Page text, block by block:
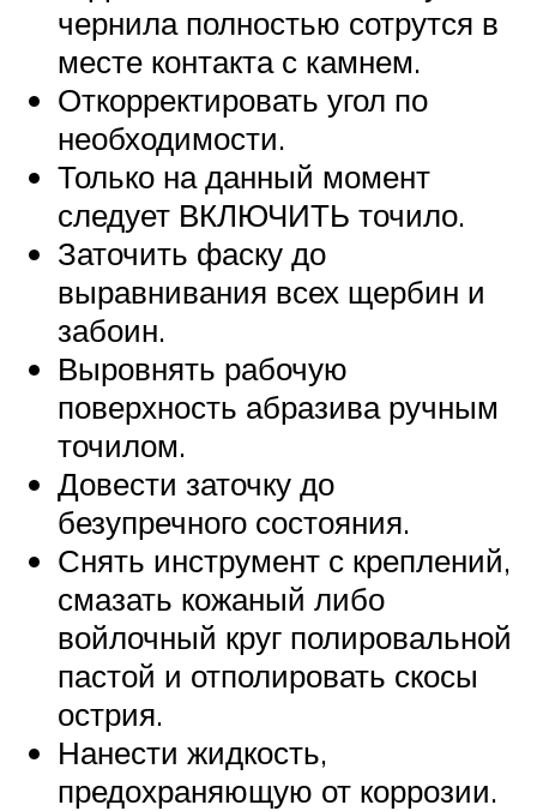
чернила полностью сотрутся в
месте контакта с камнем.
Откорректировать угол по
необходимости.
Только на данный момент
следует ВКЛЮЧИТЬ точило.
Заточить фаску до
выравнивания всех щербин и
забоин.
Выровнять рабочую
поверхность абразива ручным
точилом.
Довести заточку до
безупречного состояния.
Снять инструмент с креплений,
смазать кожаный либо
войлочный круг полировальной
пастой и отполировать скосы
острия.
Нанести жидкость,
предохраняющую от коррозии.